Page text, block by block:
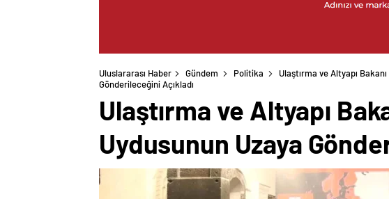
Uluslararası Haber Gündem Politika
Ulaştırma ve Altyapı
Gönderileceğini Açıkladı
Ulaştırma ve Altyapı
Uydusunun Uzaya